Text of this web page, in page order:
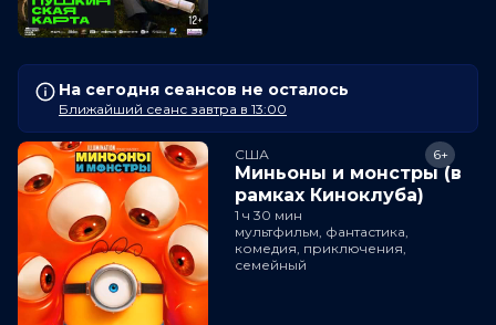
На сегодня сеансов не осталось
Ближайший сеанс завтра в 13:00
США
Миньоны и монстры (в
рамках Киноклуба)
6+
1 ч 30 мин
мультфильм, фантастика,
комедия, приключения,
семейный